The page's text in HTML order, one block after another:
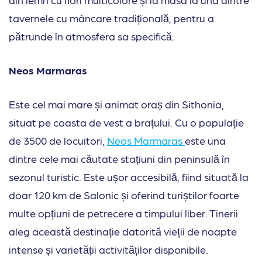
tavernele cu mâncare tradițională, pentru a
pătrunde în atmosfera sa specifică.
Neos Marmaras
Este cel mai mare și animat oraș din Sithonia,
situat pe coasta de vest a brațului. Cu o populație
de 3500 de locuitori, Neos Marmaraseste una
dintre cele mai căutate stațiuni din peninsulă în
sezonul turistic. Este ușor accesibilă, fiind situată la
doar 120 km de Salonic și oferind turiștilor foarte
multe opțiuni de petrecere a timpului liber. Tinerii
aleg această destinație datorită vieții de noapte
intense și varietății activităților disponibile.